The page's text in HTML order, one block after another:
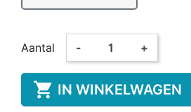
Aantal - +
 IN WINKELWAGEN